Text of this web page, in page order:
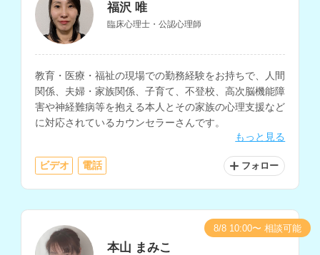
福沢 唯
臨床心理士・公認心理師
教育・医療・福祉の現場での勤務経験をお持ちで、人間
関係、夫婦・家族関係、子育て、不登校、高次脳機能障
害や神経難病等を抱える本人とその家族の心理支援など
に対応されているカウンセラーさんです。
もっと見る
ビデオ 電話 フォロー
本山 まみこ
8/8 10:00〜 相談可能